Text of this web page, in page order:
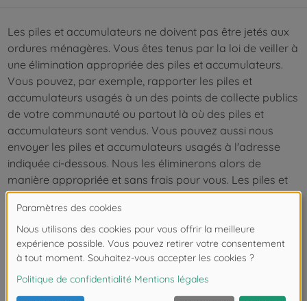
Les piles et accumulateurs ne doivent pas être jetés aux
ordures ménagères. Vous êtes tenus par la loi de veiller à
une élimination appropriée des piles et accumulateurs.
Vous pouvez, par exemple, rapporter les piles et
accumulateurs usagés à un des points de collecte publics
de votre communauté ou partout là où des piles et
accumulateurs sont vendus. Vous pouvez aussi nous
envoyer les piles et accumulateurs usagés à l'adresse
indiquée ci-dessous. Nous les éliminerons alors de
manière appropriée et sans frais pour vous. Les piles et
accumulateurs contenant des substances polluantes
portent un label présentant une poubelle rayée et le
symbole chimique (Cd, Hg ou Pb) du métal lourd
déterminant pour la définition en tant que polluant.